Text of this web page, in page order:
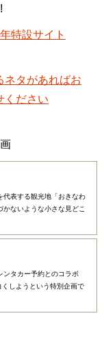
代表する観光地「おきなわ
ないような小さな見どこ
ンタカー予約とのコラボ
しようという特別企画で